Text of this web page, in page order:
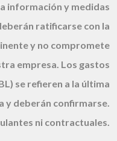
información y medidas
ratificarse con la
y no compromete
empresa. Los gastos
se refieren a la última
y deberán confirmarse.
ni contractuales.